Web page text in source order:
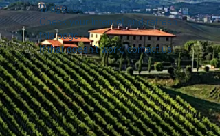
Widget Didn’t Load
Check your internet and refresh
this page.
If that doesn’t work, contact us.